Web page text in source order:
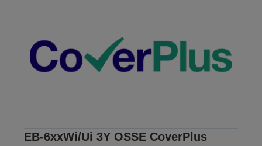
EB-6xxWi/Ui 3Y OSSE CoverPlus